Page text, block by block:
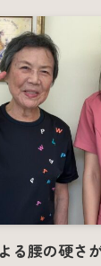
る腰の硬さ